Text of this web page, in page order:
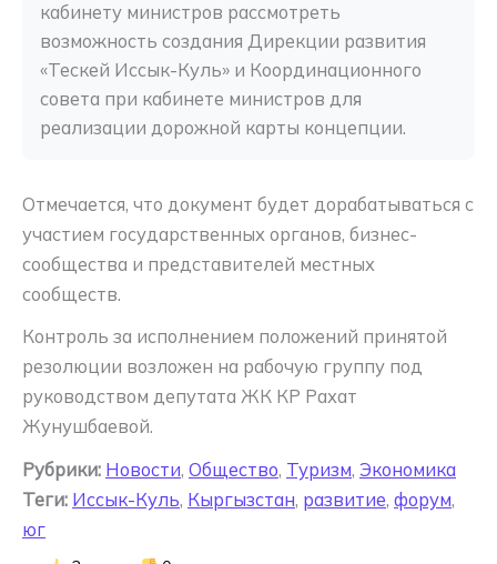
кабинету министров рассмотреть
возможность создания Дирекции развития
«Тескей Иссык-Куль» и Координационного
совета при кабинете министров для
реализации дорожной карты концепции.
Отмечается, что документ будет дорабатываться с
участием государственных органов, бизнес-
сообщества и представителей местных
сообществ.
Контроль за исполнением положений принятой
резолюции возложен на рабочую группу под
руководством депутата ЖК КР Рахат
Жунушбаевой.
Рубрики: Новости, Общество, Туризм, Экономика
Теги: Иссык-Куль, Кыргызстан, развитие, форум,
юг